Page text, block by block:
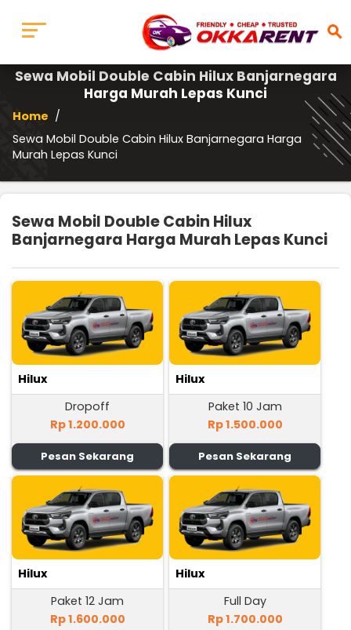
search
Sewa Mobil Double Cabin Hilux Banjarnegara
Harga Murah Lepas Kunci
Home /
Sewa Mobil Double Cabin Hilux Banjarnegara Harga
Murah Lepas Kunci
Sewa Mobil Double Cabin Hilux
Banjarnegara Harga Murah Lepas Kunci
Hilux
Dropoff
Rp 1.200.000
Pesan Sekarang
Hilux
Paket 10 Jam
Rp 1.500.000
Pesan Sekarang
Hilux
Paket 12 Jam
Rp 1.600.000
Hilux
Full Day
Rp 1.700.000